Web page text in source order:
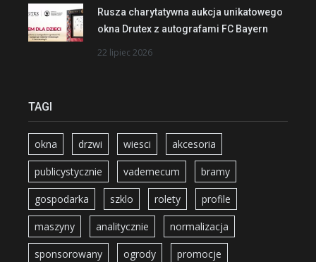
Rusza charytatywna aukcja unikatowego
okna Drutex z autografami FC Bayern
22 lipiec 2026
TAGI
okna drzwi wiesci akcesoria
publicystycznie vademecum bramy
gospodarka szklo rolety profile
maszyny analitycznie normalizacja
sponsorowany ogrody promocje